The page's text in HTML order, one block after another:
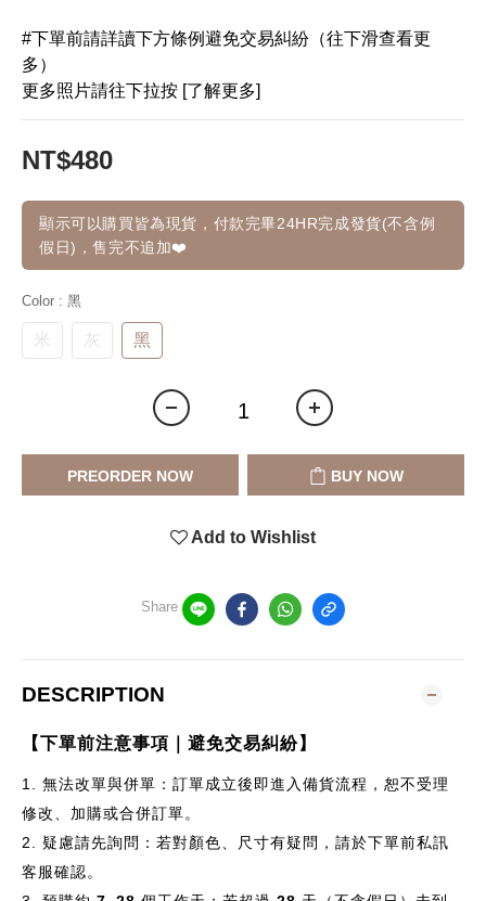
#下單前請詳讀下方條例避免交易糾紛（往下滑查看更
多）
更多照片請往下拉按 [了解更多]
NT$480
顯示可以購買皆為現貨，付款完畢24HR完成發貨(不含例
假日)，售完不追加❤️
Color : 黑
米 灰 黑
PREORDER NOW BUY NOW
Add to Wishlist
Share
DESCRIPTION
【下單前注意事項｜避免交易糾紛】
1.
無法改單與併單：訂單成立後即進入備貨流程，恕不受理
修改、加購或合併訂單。
2.
疑慮請先詢問：若對顏色、尺寸有疑問，請於下單前私訊
客服確認。